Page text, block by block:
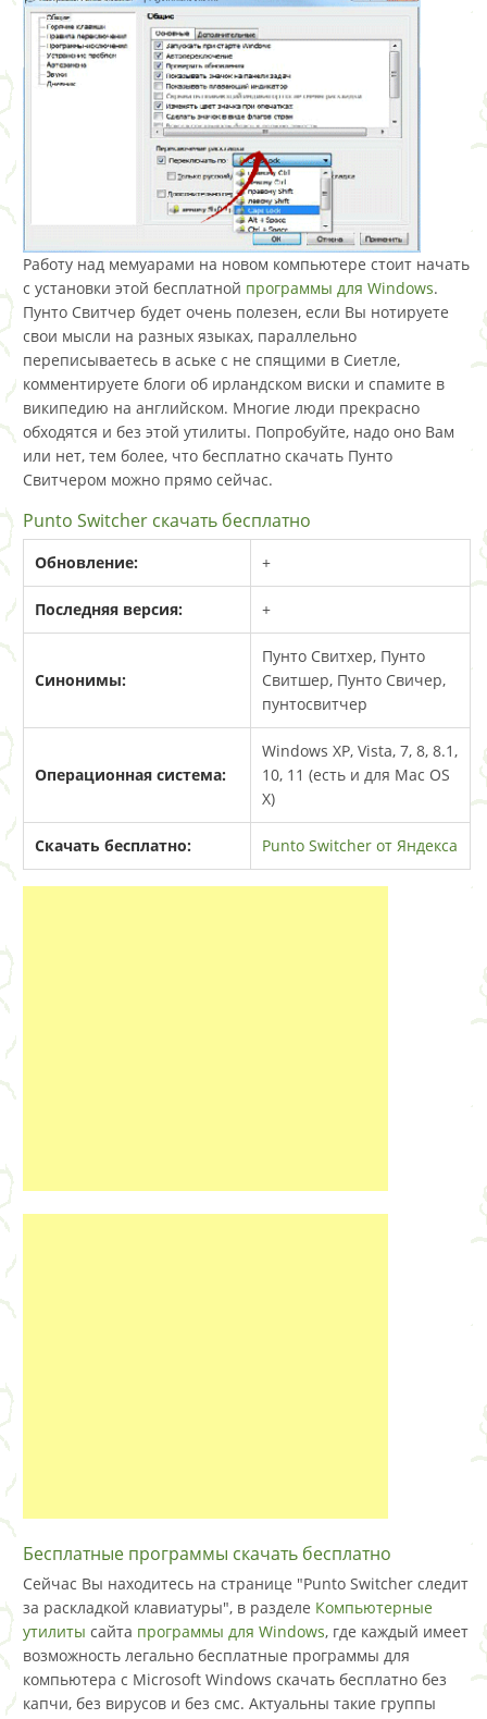
Работу над мемуарами на новом компьютере стоит начать
с установки этой бесплатной программы для Windows.
Пунто Свитчер будет очень полезен, если Вы нотируете
свои мысли на разных языках, параллельно
переписываетесь в аське с не спящими в Сиетле,
комментируете блоги об ирландском виски и спамите в
википедию на английском. Многие люди прекрасно
обходятся и без этой утилиты. Попробуйте, надо оно Вам
или нет, тем более, что бесплатно скачать Пунто
Свитчером можно прямо сейчас.
Punto Switcher скачать бесплатно
Обновление: +
Последняя версия: +
Синонимы:
Пунто Свитхер, Пунто
Свитшер, Пунто Свичер,
пунтосвитчер
Операционная система:
Windows XP, Vista, 7, 8, 8.1,
10, 11 (есть и для Mac OS
X)
Скачать бесплатно: Punto Switcher от Яндекса
Бесплатные программы скачать бесплатно
Сейчас Вы находитесь на странице "Punto Switcher следит
за раскладкой клавиатуры", в разделе Компьютерные
утилиты сайта программы для Windows, где каждый имеет
возможность легально бесплатные программы для
компьютера с Microsoft Windows скачать бесплатно без
капчи, без вирусов и без смс. Актуальны такие группы